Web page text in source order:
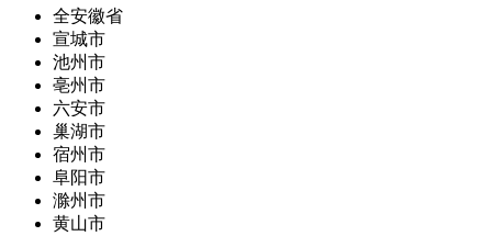
全安徽省
宣城市
池州市
亳州市
六安市
巢湖市
宿州市
阜阳市
滁州市
黄山市